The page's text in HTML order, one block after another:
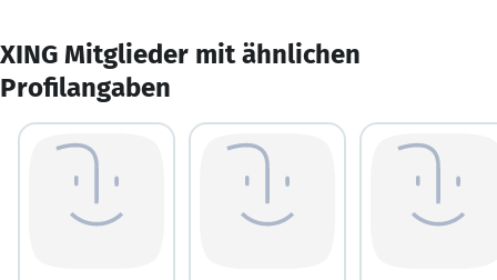
XING Mitglieder mit ähnlichen
Profilangaben